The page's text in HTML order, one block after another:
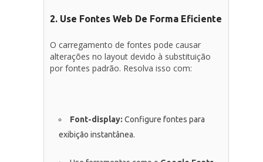
2. Use Fontes Web De Forma Eficiente
O carregamento de fontes pode causar
alterações no layout devido à substituição
por fontes padrão. Resolva isso com:
Font-display: Configure fontes para
exibição instantânea.